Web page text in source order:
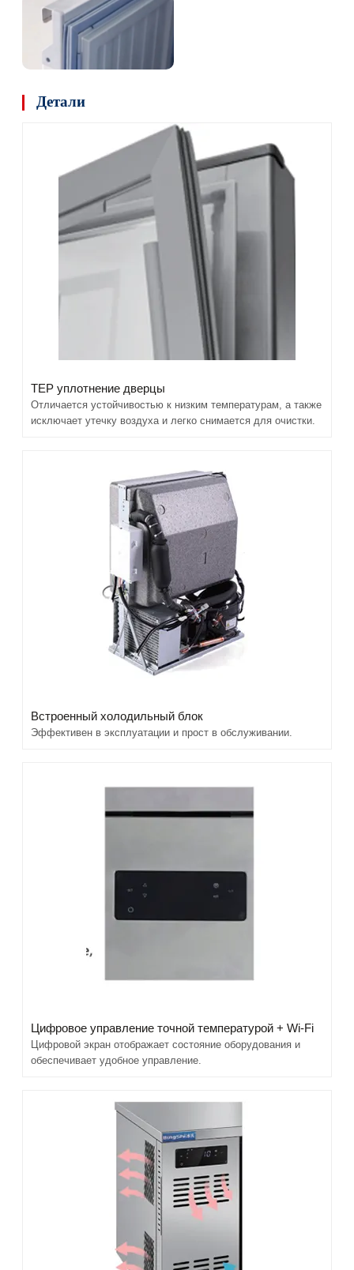
Детали
TEP уплотнение дверцы
Отличается устойчивостью к низким температурам, а также
исключает утечку воздуха и легко снимается для очистки.
Встроенный холодильный блок
Эффективен в эксплуатации и прост в обслуживании.
Цифровое управление точной температурой + Wi-Fi
Цифровой экран отображает состояние оборудования и
обеспечивает удобное управление.